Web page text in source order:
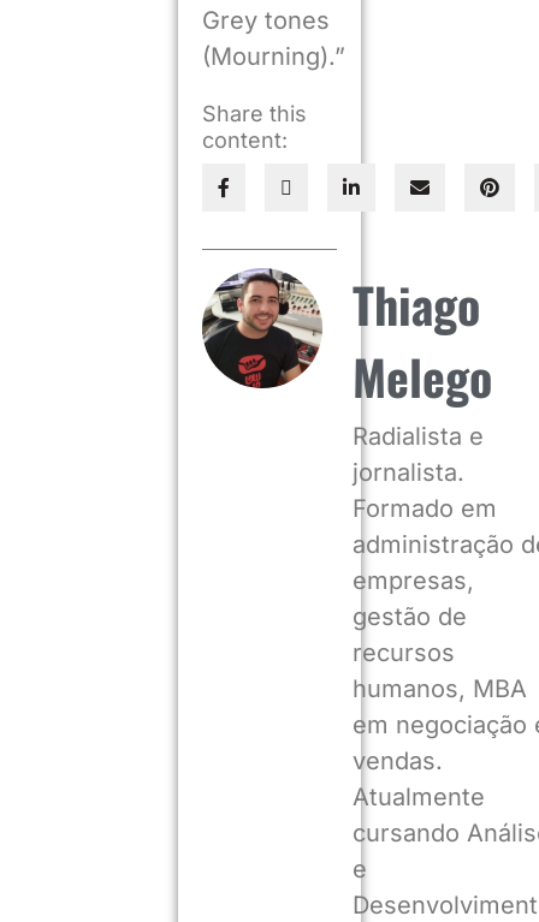
Grey tones
(Mourning).”
Share this
content:
Thiago
Melego
Radialista e
jornalista.
Formado em
administração
empresas,
gestão de
recursos
humanos, MBA
em negociação
vendas.
Atualmente
cursando
e